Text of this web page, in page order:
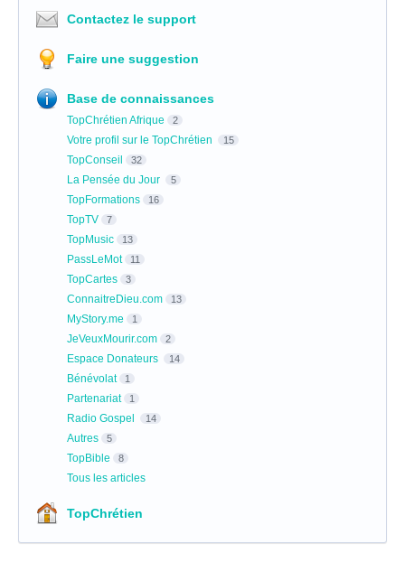
Contactez le support
Faire une suggestion
Base de connaissances
TopChrétien Afrique 2
Votre profil sur le TopChrétien 15
TopConseil 32
La Pensée du Jour 5
TopFormations 16
TopTV 7
TopMusic 13
PassLeMot 11
TopCartes 3
ConnaitreDieu.com 13
MyStory.me 1
JeVeuxMourir.com 2
Espace Donateurs 14
Bénévolat 1
Partenariat 1
Radio Gospel 14
Autres 5
TopBible 8
Tous les articles
TopChrétien